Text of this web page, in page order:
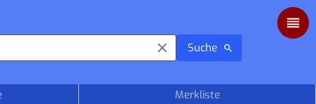
Suche
Merkliste